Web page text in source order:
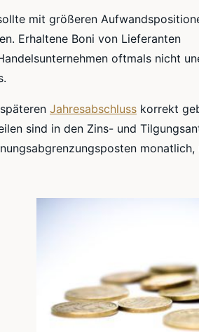
mit größeren
Erhaltene Boni von Lieferanten
oftmals nicht
Jahresabschluss korrekt
sind in den Zins- und